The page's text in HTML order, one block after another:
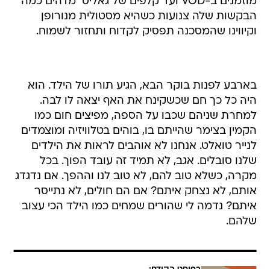
הבקשות שלה צנועות כשהיא מסטולית מנורופן 
וקיווינו שהמסכנה תפסיק לקדוח ותחזור לשמוח.
בארבע לפנות בוקר הבא, הגיע תורו של הילד. הוא
היה כל כך חם שכשקינח את האף יצאה לו לבה.
למחרת שניהם שכבו על הספה, מפיצים חום כמו
הקמין בצימר שהייתם בו, בוהים בטלוויזיה ומוצמדים
לנייר טואלט. אנחנו לא אוהבים לראות את הילדים
שלנו סובלים. אגב, לא תמיד זה עובד הפוך. בכל
מקרה, כשלא טוב להם, לא טוב לנו וההפך. אם נדגדג
אותם, לא נצחק איתם? אם הם חולים, לא נתייסר
איתם? נדמה לי שהורים שמחים כמו הילד הכי עצוב
שלהם.